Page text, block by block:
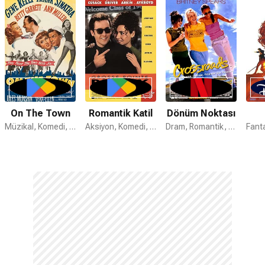
On The Town
Müzikal, Komedi, Romantik
Romantik Katil
Aksiyon, Komedi, Gerilim
Dönüm Noktası
Dram, Romantik, Komedi